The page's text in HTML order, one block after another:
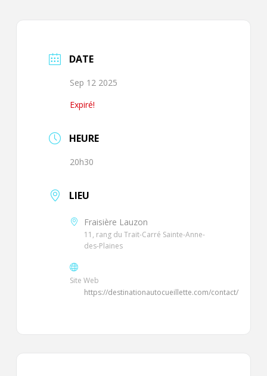
DATE
Sep 12 2025
Expiré!
HEURE
20h30
LIEU
Fraisière Lauzon
11, rang du Trait-Carré Sainte-Anne-
des-Plaines
Site Web
https://destinationautocueillette.com/contact/